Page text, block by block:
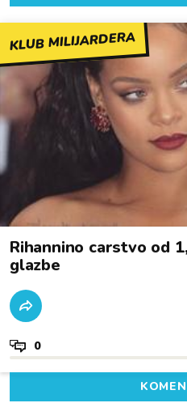
KLUB MILIJARDERA
Rihannino carstvo od
glazbe
0